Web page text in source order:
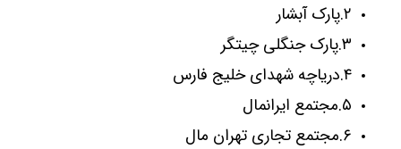
۲.پارک آبشار
۳.پارک جنگلی چیتگر
۴.دریاچه شهدای خلیج فارس
۵.مجتمع ایرانمال
۶.مجتمع تجاری تهران مال